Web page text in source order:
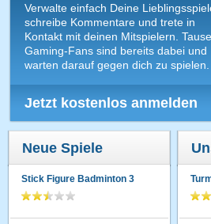
Verwalte einfach Deine
schreibe Kommentare und trete in
Kontakt mit deinen Mitspielern.
Gaming-Fans sind bereits dabei und
warten darauf gegen dich zu spielen.
Jetzt kostenlos anmelden
Neue Spiele
Stick Figure Badminton 3